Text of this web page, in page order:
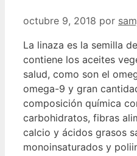
octubre 9, 2018 por
La linaza es la semilla
contiene los aceites
salud, como son el
omega-9 y gran
composición química
carbohidratos, fibras
calcio y ácidos grasos
monoinsaturados y